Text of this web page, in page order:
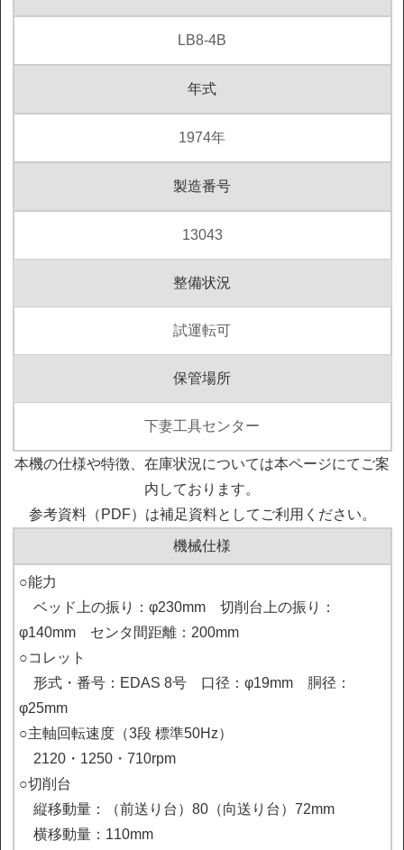
LB8-4B
年式
1974年
製造番号
13043
整備状況
試運転可
保管場所
下妻工具センター
本機の仕様や特徴、在庫状況については本ページにてご案
内しております。
参考資料（PDF）は補足資料としてご利用ください。
機械仕様
○能力
ベッド上の振り：φ230mm　切削台上の振り：
φ140mm　センタ間距離：200mm
○コレット
形式・番号：EDAS 8号　口径：φ19mm　胴径：
φ25mm
○主軸回転速度（3段 標準50Hz）
2120・1250・710rpm
○切削台
縦移動量：（前送り台）80（向送り台）72mm
横移動量：110mm